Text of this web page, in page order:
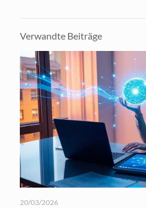
Verwandte Beiträge
20/03/2026